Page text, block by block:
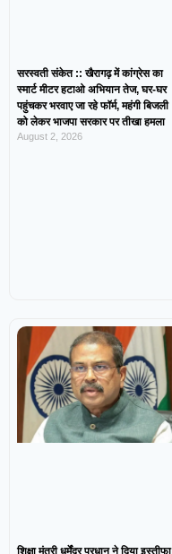
सरस्वती संकेत :: खैरागढ़ में कांग्रेस का
स्मार्ट मीटर हटाओ अभियान तेज, घर-घर
पहुंचकर भरवाए जा रहे फॉर्म, महंगी बिजली
को लेकर भाजपा सरकार पर तीखा हमला
August 2, 2026
शिक्षा मंत्री धर्मेंद्र प्रधान ने दिया इस्तीफा